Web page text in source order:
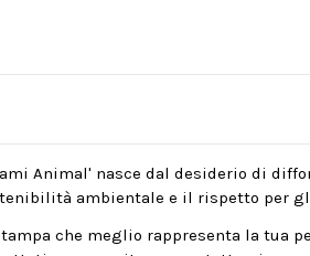
Animal' nasce dal desiderio di
ambientale e il rispetto per
che meglio rappresenta la tua